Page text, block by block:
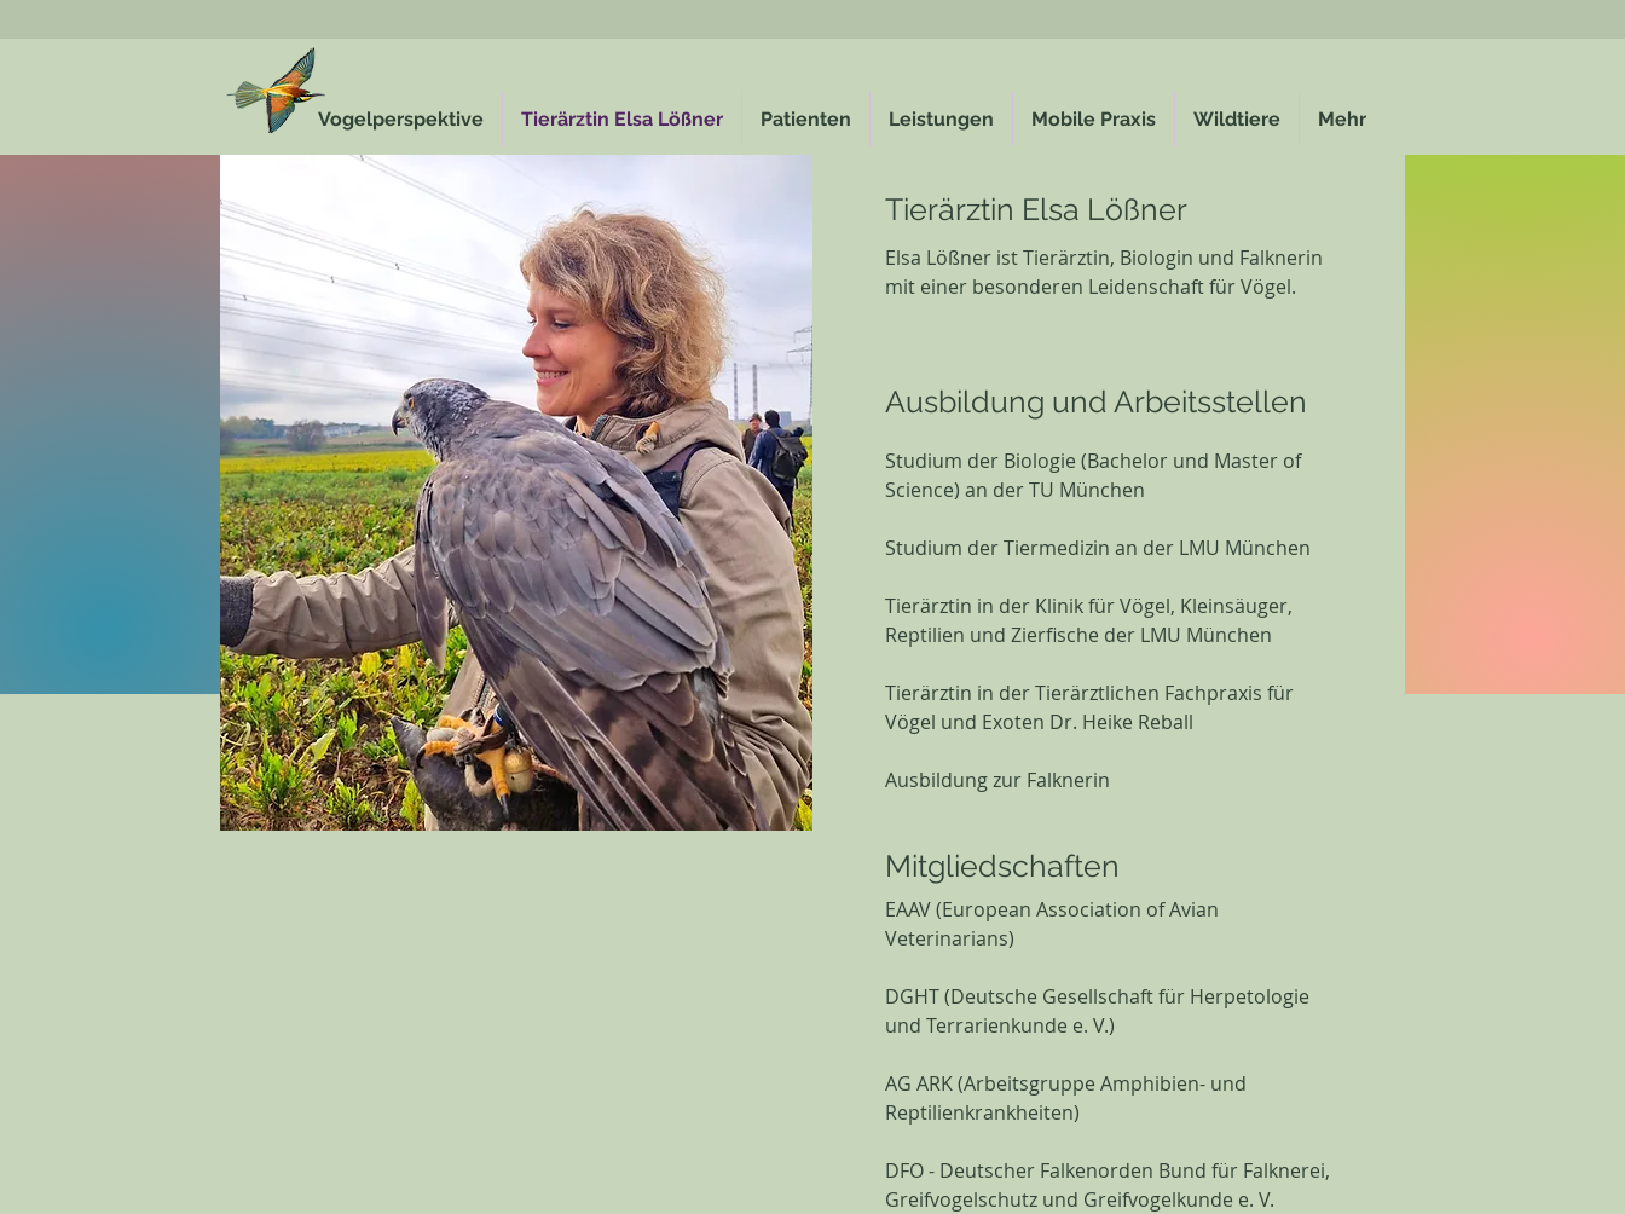
Vogelperspektive Tierärztin Elsa Lößner Patienten Leistungen Mobile Praxis Wildtiere Mehr
Tierärztin Elsa Lößner
Elsa Lößner ist Tierärztin, Biologin und Falknerin
mit einer besonderen Leidenschaft für Vögel.
Studium der Biologie (Bachelor und Master of
Science) an der TU München​
Studium der Tiermedizin an der LMU München
Tierärztin in der Klinik für Vögel, Kleinsäuger,
Reptilien und Zierfische der LMU München
Tierärztin in der Tierärztlichen Fachpraxis für
Vögel und Exoten Dr. Heike Reball ​​​​
Ausbildung zur Falknerin​
​​EAAV (European Association of Avian
Veterinarians)
DGHT (Deutsche Gesellschaft für Herpetologie
und Terrarienkunde e. V.)
AG ARK (Arbeitsgruppe Amphibien- und
Reptilienkrankheiten)
​DFO - Deutscher Falkenorden Bund für Falknerei,
Greifvogelschutz und Greifvogelkunde e. V.
Ausbildung und Arbeitsstellen
Mitgliedschaften